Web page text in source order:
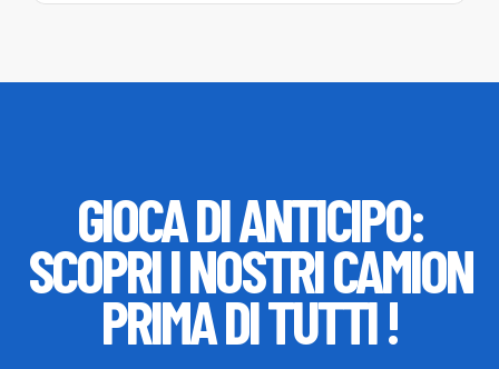
GIOCA DI ANTICIPO:
SCOPRI I NOSTRI CAMION
PRIMA DI TUTTI !